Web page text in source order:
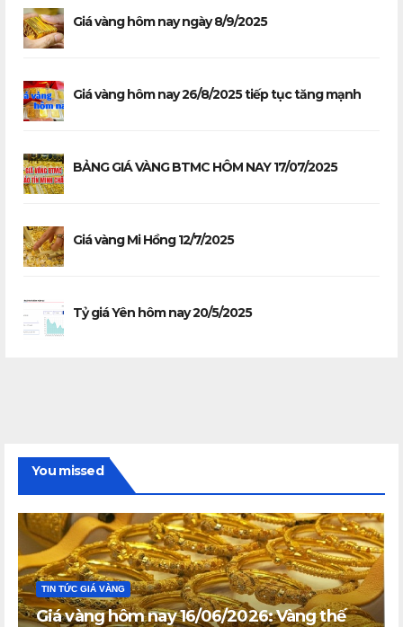
Giá vàng hôm nay ngày 8/9/2025
Giá vàng hôm nay 26/8/2025 tiếp tục tăng mạnh
BẢNG GIÁ VÀNG BTMC HÔM NAY 17/07/2025
Giá vàng Mi Hồng 12/7/2025
Tỷ giá Yên hôm nay 20/5/2025
You missed
TIN TỨC GIÁ VÀNG
Giá vàng hôm nay 16/06/2026: Vàng thế